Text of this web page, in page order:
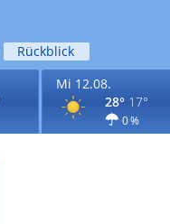
Rückblick
Mi 12.08.
28° 17°
0 %